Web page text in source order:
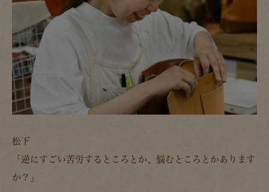
松下
「逆にすごい苦労するところとか、悩むところとかあります
か？」